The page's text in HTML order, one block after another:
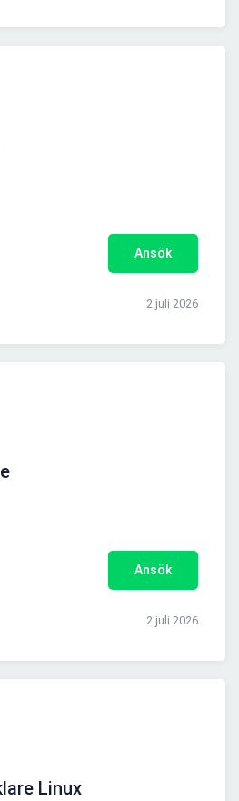
Ansök
2 juli 2026
Ansök
2 juli 2026
Linux